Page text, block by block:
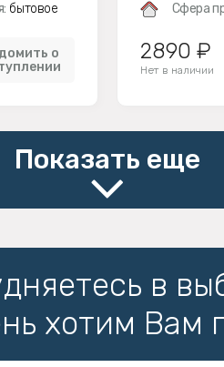
бытовое
о
Сфера
2890 ₽
Нет в наличии
Показать еще
в
хотим Вам